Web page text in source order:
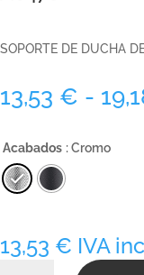
SOPORTE DE DUCHA
13,53 € -
Acabados : Cromo
13,53 € IVA